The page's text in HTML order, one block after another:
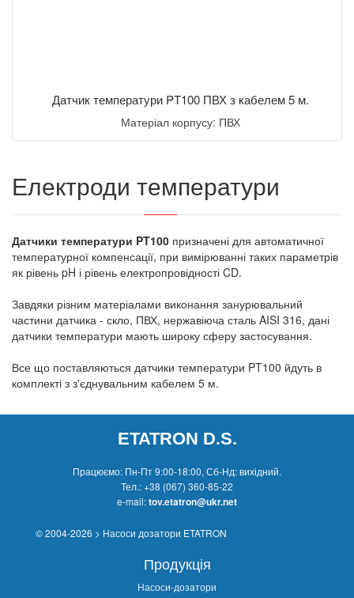
Датчик температури PT100 ПВХ з кабелем 5 м.
Матеріал корпусу: ПВХ
Електроди температури
Датчики температури PT100 призначені для автоматичної
температурної компенсації, при вимірюванні таких параметрів
як рівень pH і рівень електропровідності CD.
Завдяки різним матеріалами виконання занурювальний
частини датчика - скло, ПВХ, нержавіюча сталь AISI 316, дані
датчики температури мають широку сферу застосування.
Все що поставляються датчики температури PT100 йдуть в
комплекті з з'єднувальним кабелем 5 м.
ETATRON D.S.
Працюємо: Пн-Пт 9:00-18:00, Сб-Нд: вихідний.
Тел.:+38 (067) 360-85-22
e-mail:tov.etatron@ukr.net
© 2004-2026 > Насоси дозатори ETATRON
Продукція
Насоси-дозатори